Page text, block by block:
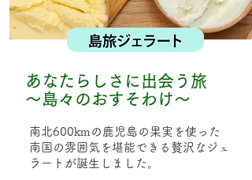
あなたらしさに出会う旅
〜島々のおすそわけ〜
南北600kmの鹿児島の果実を使った
南国の雰囲気を堪能できる贅沢なジェ
ラートが誕生しました。